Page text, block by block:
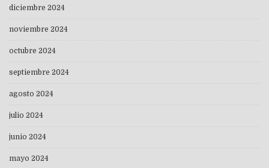
diciembre 2024
noviembre 2024
octubre 2024
septiembre 2024
agosto 2024
julio 2024
junio 2024
mayo 2024